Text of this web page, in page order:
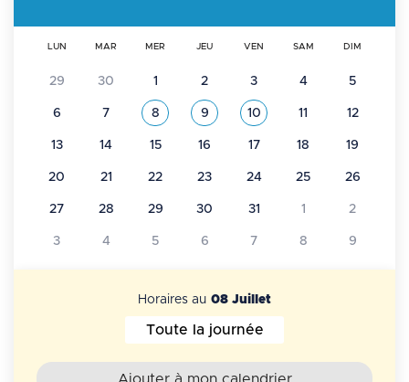
LUN MAR MER JEU VEN SAM DIM
29 30 1 2 3 4 5
6 7 Voir tous les événements de
8Juillet 2026Voir tous les événements de
9Juillet 2026Voir tous les événements
10Juillet 2026
11 12
13 14 15 16 17 18 19
20 21 22 23 24 25 26
27 28 29 30 31 1 2
3 4 5 6 7 8 9
Horaires au 08 Juillet
Horaires au 08 Juillet 2026
Toute la journée